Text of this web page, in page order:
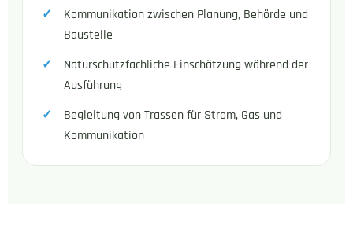
Kommunikation zwischen Planung, Behörde und
Baustelle
Naturschutzfachliche Einschätzung während der
Ausführung
Begleitung von Trassen für Strom, Gas und
Kommunikation